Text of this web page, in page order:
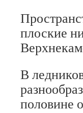
плоские
В
половине